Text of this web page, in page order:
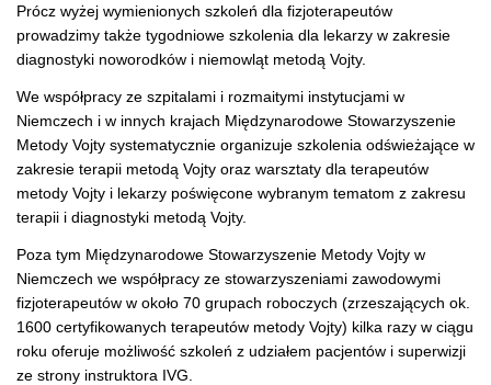
Prócz wyżej wymienionych szkoleń dla fizjoterapeutów
prowadzimy także tygodniowe szkolenia dla lekarzy w zakresie
diagnostyki noworodków i niemowląt metodą Vojty.
We współpracy ze szpitalami i rozmaitymi instytucjami w
Niemczech i w innych krajach Międzynarodowe Stowarzyszenie
Metody Vojty systematycznie organizuje szkolenia odświeżające w
zakresie terapii metodą Vojty oraz warsztaty dla terapeutów
metody Vojty i lekarzy poświęcone wybranym tematom z zakresu
terapii i diagnostyki metodą Vojty.
Poza tym Międzynarodowe Stowarzyszenie Metody Vojty w
Niemczech we współpracy ze stowarzyszeniami zawodowymi
fizjoterapeutów w około 70 grupach roboczych (zrzeszających ok.
1600 certyfikowanych terapeutów metody Vojty) kilka razy w ciągu
roku oferuje możliwość szkoleń z udziałem pacjentów i superwizji
ze strony instruktora IVG.